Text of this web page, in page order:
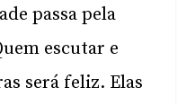
passa pela
escutar e
será feliz. Elas